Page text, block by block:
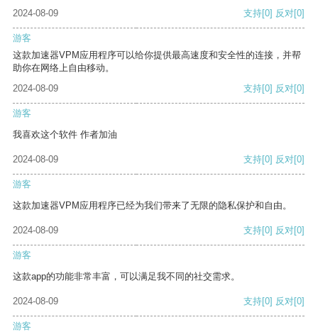
2024-08-09 支持[0] 反对[0]
游客
这款加速器VPM应用程序可以给你提供最高速度和安全性的连接，并帮
助你在网络上自由移动。
2024-08-09
支持[0] 反对[0]
游客
我喜欢这个软件 作者加油
2024-08-09 支持[0] 反对[0]
游客
这款加速器VPM应用程序已经为我们带来了无限的隐私保护和自由。
2024-08-09 支持[0] 反对[0]
游客
这款app的功能非常丰富，可以满足我不同的社交需求。
2024-08-09 支持[0] 反对[0]
游客